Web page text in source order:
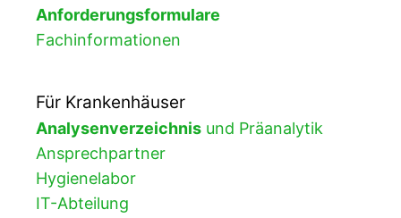
Anforderungsformulare
Fachinformationen
Für Krankenhäuser
Analysenverzeichnis und Präanalytik
Ansprechpartner
Hygienelabor
IT-Abteilung